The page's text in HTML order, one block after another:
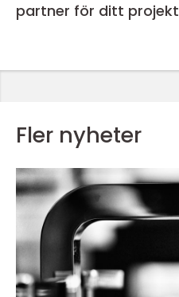
partner för ditt projekt
Fler nyheter